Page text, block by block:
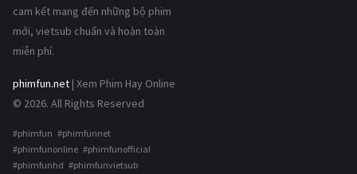
cam kết mang đến những bộ phim
mới, vietsub chuẩn và hoàn toàn
miễn phí.
phimfun.net | Xem Phim Hay Online
© 2026. All Rights Reserved
#phimfun #phimfunnet
#phimfunonline #phimfunofficial
#phimfunhd #phimfunvietsub